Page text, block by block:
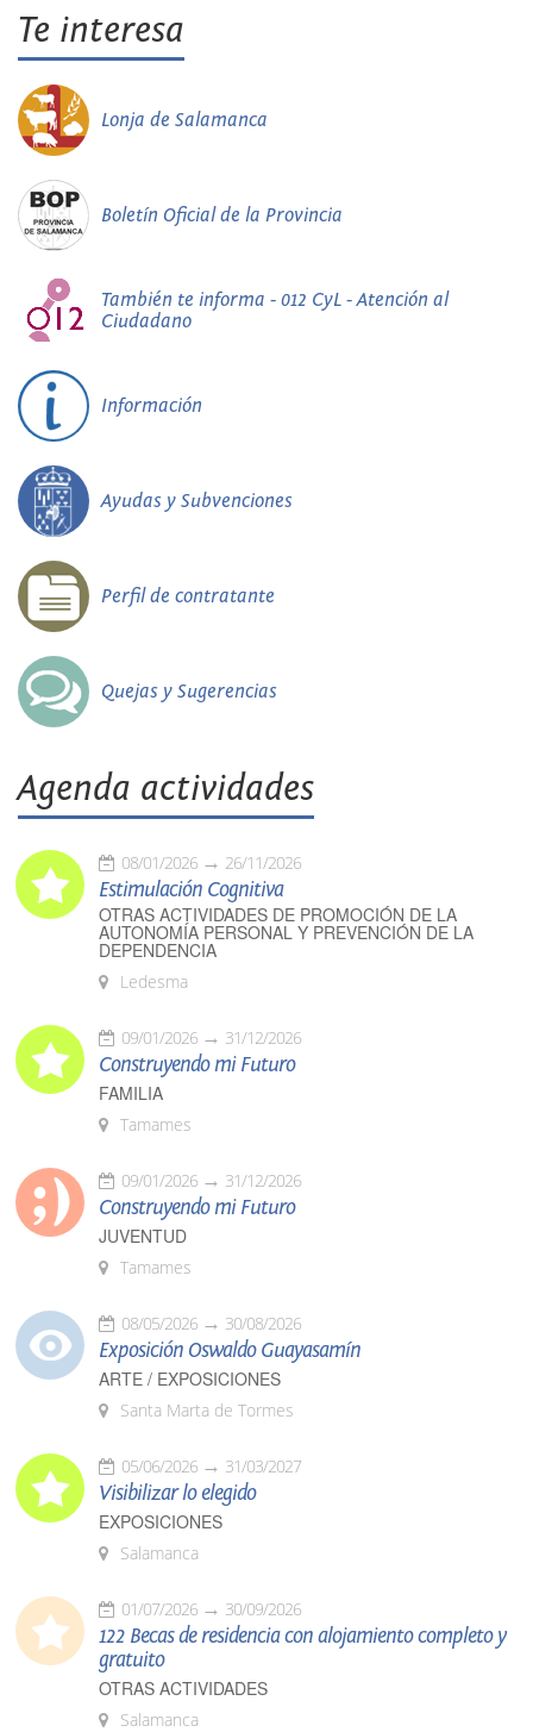
Te interesa
Lonja de Salamanca
Boletín Oficial de la Provincia
También te informa - 012 CyL - Atención al
Ciudadano
Información
Ayudas y Subvenciones
Perfil de contratante
Quejas y Sugerencias
Agenda actividades
08/01/2026 26/11/2026
Estimulación Cognitiva
OTRAS ACTIVIDADES DE PROMOCIÓN DE LA
AUTONOMÍA PERSONAL Y PREVENCIÓN DE LA
DEPENDENCIA
Ledesma
09/01/2026 31/12/2026
Construyendo mi Futuro
FAMILIA
Tamames
09/01/2026 31/12/2026
Construyendo mi Futuro
JUVENTUD
Tamames
08/05/2026 30/08/2026
Exposición Oswaldo Guayasamín
ARTE / EXPOSICIONES
Santa Marta de Tormes
05/06/2026 31/03/2027
Visibilizar lo elegido
EXPOSICIONES
Salamanca
01/07/2026 30/09/2026
122 Becas de residencia con alojamiento completo y
gratuito
OTRAS ACTIVIDADES
Salamanca